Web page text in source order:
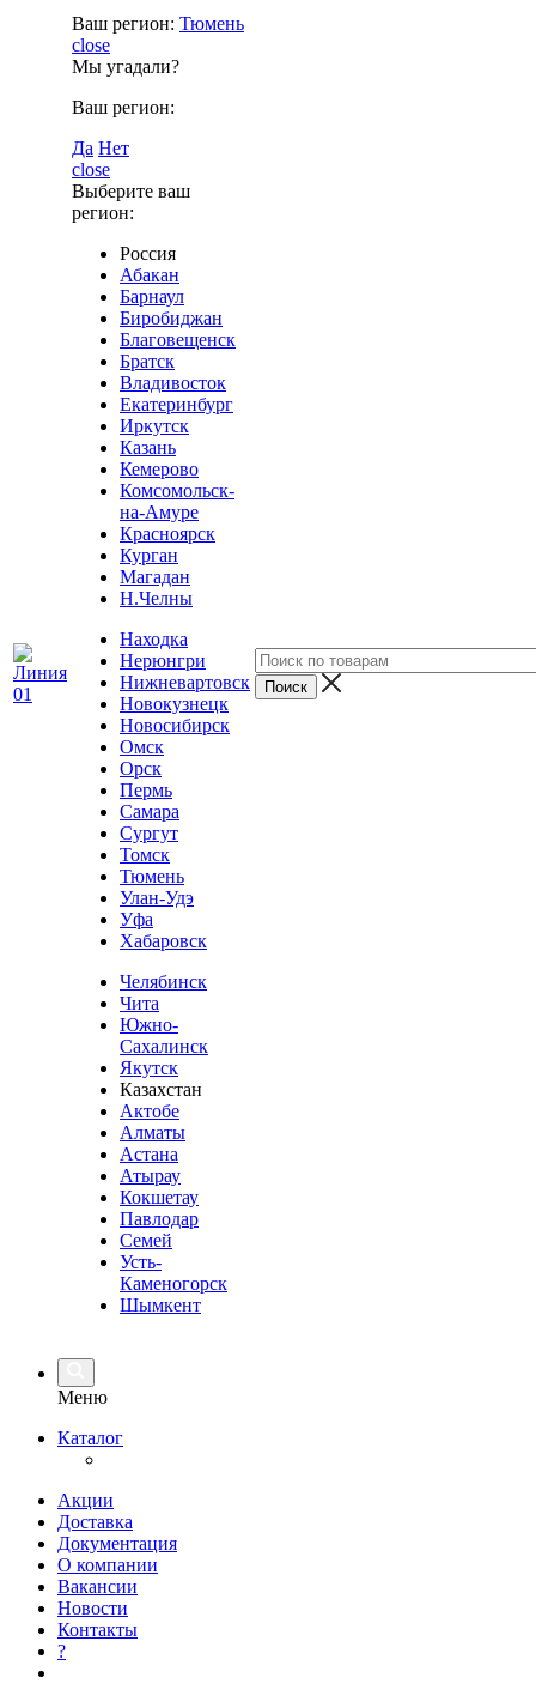
Ваш регион: Тюмень
close
Мы угадали?
Ваш регион:
Да Нет
close
Выберите ваш
регион:
Россия
Абакан
Барнаул
Биробиджан
Благовещенск
Братск
Владивосток
Екатеринбург
Иркутск
Казань
Кемерово
Комсомольск-
на-Амуре
Красноярск
Курган
Магадан
Н.Челны
Находка
Нерюнгри
Нижневартовск
Новокузнецк
Новосибирск
Омск
Орск
Пермь
Самара
Сургут
Томск
Тюмень
Улан-Удэ
Уфа
Хабаровск
Челябинск
Чита
Южно-
Сахалинск
Якутск
Казахстан
Актобе
Алматы
Астана
Атырау
Кокшетау
Павлодар
Семей
Усть-
Каменогорск
Шымкент
Меню
Каталог
Акции
Доставка
Документация
О компании
Вакансии
Новости
Контакты
?